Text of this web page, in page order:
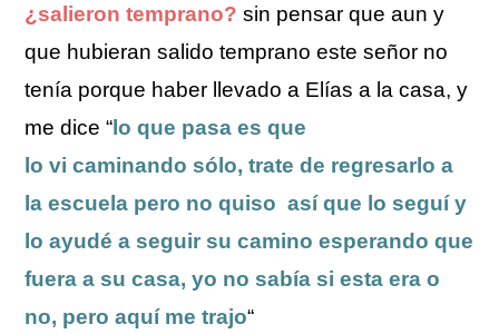
¿salieron temprano? sin pensar que aun y
que hubieran salido temprano este señor no
tenía porque haber llevado a Elías a la casa, y
me dice “lo que pasa es que
lo vi caminando sólo, trate de regresarlo a
la escuela pero no quiso así que lo seguí y
lo ayudé a seguir su camino esperando que
fuera a su casa, yo no sabía si esta era o
no, pero aquí me trajo“